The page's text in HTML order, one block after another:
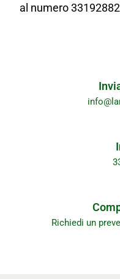
al numero
Richiedi un